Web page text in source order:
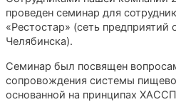
проведен семинар для
«Рестостар» (сеть предприятий
Челябинска).
Семинар был посвящен
сопровождения системы
основанной на принципах